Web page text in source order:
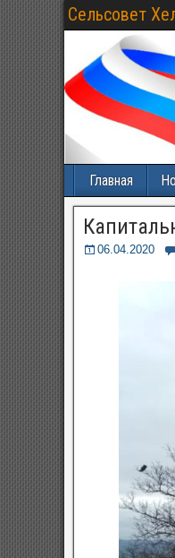
Сельсовет
Главная
06.04.2020